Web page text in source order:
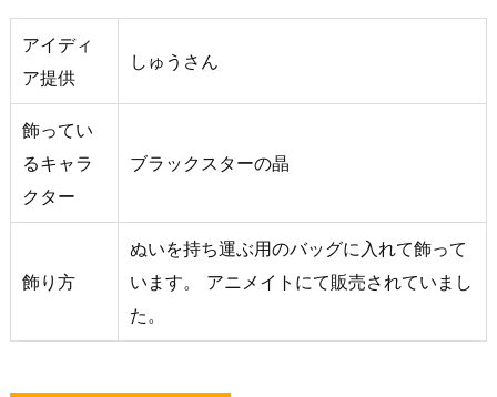
アイディ
ア提供
しゅうさん
飾ってい
るキャラ
クター
ブラックスターの晶
飾り方
ぬいを持ち運ぶ用のバッグに入れて飾って
います。 アニメイトにて販売されていまし
た。